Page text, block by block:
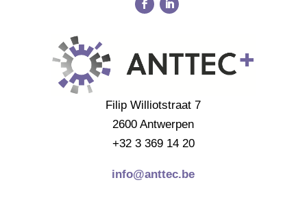
Filip Williotstraat 7
2600 Antwerpen
+32 3 369 14 20
info@anttec.be